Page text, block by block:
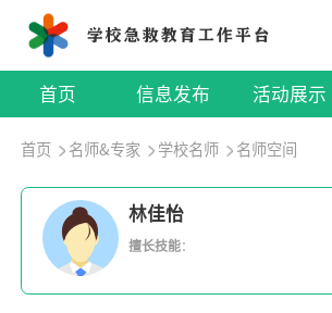
首页 信息发布 活动展示
首页 名师&专家 学校名师 名师空间
林佳怡
擅长技能：